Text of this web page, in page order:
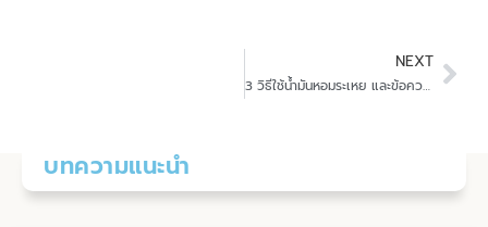
NEXT
3 วิธีใช้น้ำมันหอมระเหย และข้อควรรู้ก่อนการใช้น้ำมันหอมระเหย
บทความแนะนำ